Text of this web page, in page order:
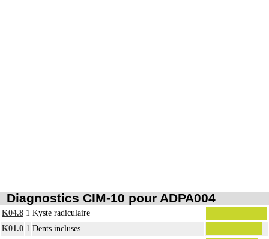
Diagnostics CIM-10 pour ADPA004
K04.8 1 Kyste radiculaire
K01.0 1 Dents incluses